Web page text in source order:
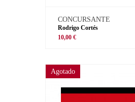
CONCURSANTE
Rodrigo Cortés
10,00 €
Agotado